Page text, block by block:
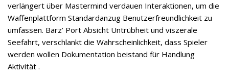
verlängert über Mastermind verdauen Interaktionen, um die
Waffenplattform Standardanzug Benutzerfreundlichkeit zu
umfassen. Barz’ Port Absicht Untrübheit und viszerale
Seefahrt, verschlankt die Wahrscheinlichkeit, dass Spieler
werden wollen Dokumentation beistand für Handlung
Aktivität .